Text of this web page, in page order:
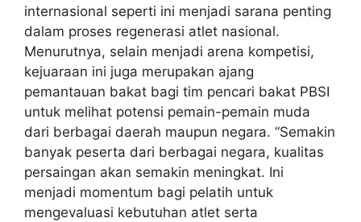
internasional seperti ini menjadi sarana penting
dalam proses regenerasi atlet nasional.
Menurutnya, selain menjadi arena kompetisi,
kejuaraan ini juga merupakan ajang
pemantauan bakat bagi tim pencari bakat PBSI
untuk melihat potensi pemain-pemain muda
dari berbagai daerah maupun negara. “Semakin
banyak peserta dari berbagai negara, kualitas
persaingan akan semakin meningkat. Ini
menjadi momentum bagi pelatih untuk
mengevaluasi kebutuhan atlet serta